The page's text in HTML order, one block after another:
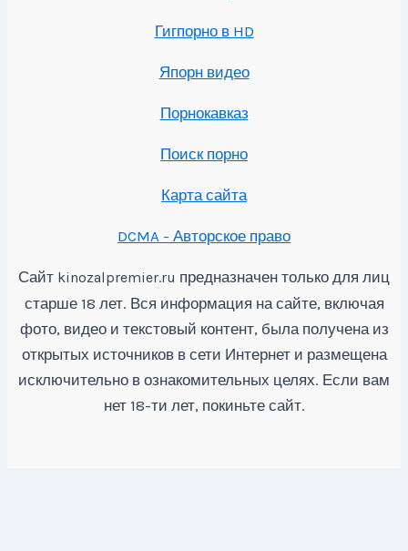
Гигпорно в HD
Япорн видео
Порнокавказ
Поиск порно
Карта сайта
DCMA - Авторское право
Сайт kinozalpremier.ru предназначен только для лиц
старше 18 лет. Вся информация на сайте, включая
фото, видео и текстовый контент, была получена из
открытых источников в сети Интернет и размещена
исключительно в ознакомительных целях. Если вам
нет 18-ти лет, покиньте сайт.